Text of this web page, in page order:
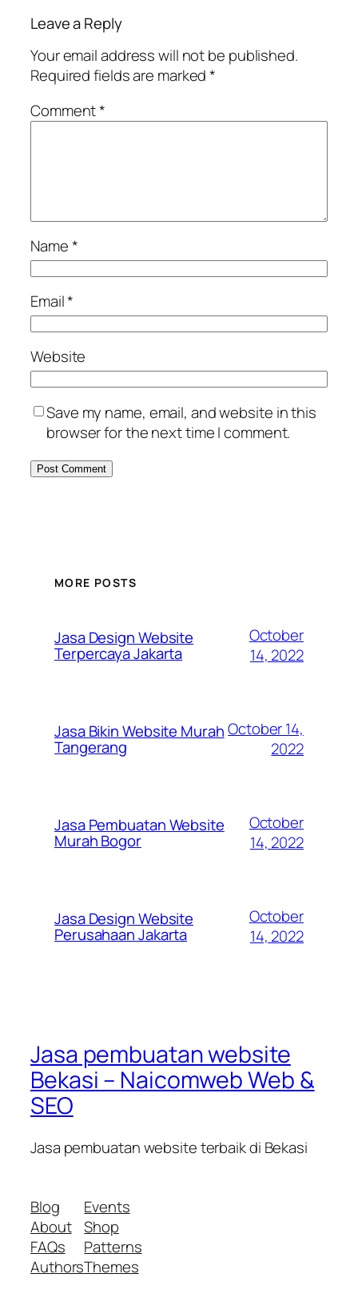
Leave a Reply
Your email address will not be published.
Required fields are marked*
Comment*
Name*
Email*
Website
Save my name, email, and website in this
browser for the next time I comment.
MORE POSTS
Jasa Design Website
Terpercaya Jakarta
October
14, 2022
Jasa Bikin Website Murah
Tangerang
October 14,
2022
Jasa Pembuatan Website
Murah Bogor
October
14, 2022
Jasa Design Website
Perusahaan Jakarta
October
14, 2022
Jasa pembuatan website
Bekasi – Naicomweb Web &
SEO
Jasa pembuatan website terbaik di Bekasi
Blog
About
FAQs
Authors
Events
Shop
Patterns
Themes